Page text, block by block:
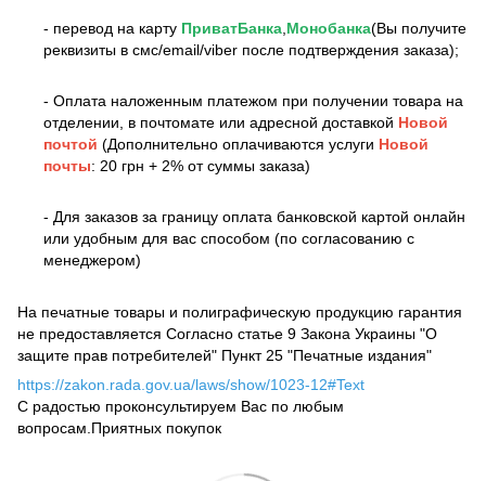
- перевод на карту ПриватБанка Монобанка(Вы получите
реквизиты в смс/email/viber после подтверждения заказа);
- Оплата наложенным платежом при получении товара на
отделении, в почтомате или адресной доставкой Новой
почтой (Дополнительно оплачиваются услуги Новой
почты: 20 грн + 2% от суммы заказа)
- Для заказов за границу оплата банковской картой онлайн
или удобным для вас способом (по согласованию с
менеджером)
На печатные товары и полиграфическую продукцию гарантия
не предоставляется Согласно статье 9 Закона Украины "О
защите прав потребителей" Пункт 25 "Печатные издания"
https://zakon.rada.gov.ua/laws/show/1023-12#Text
С радостью проконсультируем Вас по любым
вопросам.Приятных покупок